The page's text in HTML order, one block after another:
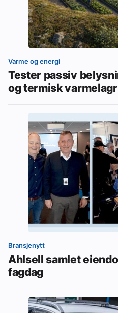
Varme og energi
Tester passiv
og termisk
Bransjenytt
Ahlsell samlet
fagdag